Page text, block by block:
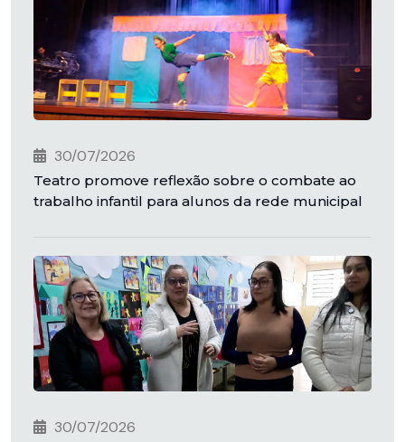
30/07/2026
Teatro promove reflexão sobre o combate ao
trabalho infantil para alunos da rede municipal
30/07/2026